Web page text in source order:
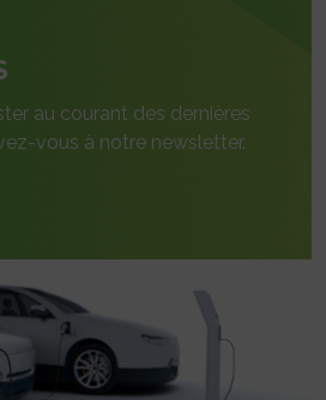
au courant des dernières
vous à notre newsletter.